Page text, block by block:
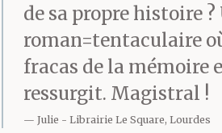
à la douleur
s’est ajoutée la
véritable. Elle
tous=les=deux,
de sa propre histoire ?
roman=tentaculaire
fracas de la mémoire
ressurgit. Magistral !
Julie Librairie Le Square, Lourdes